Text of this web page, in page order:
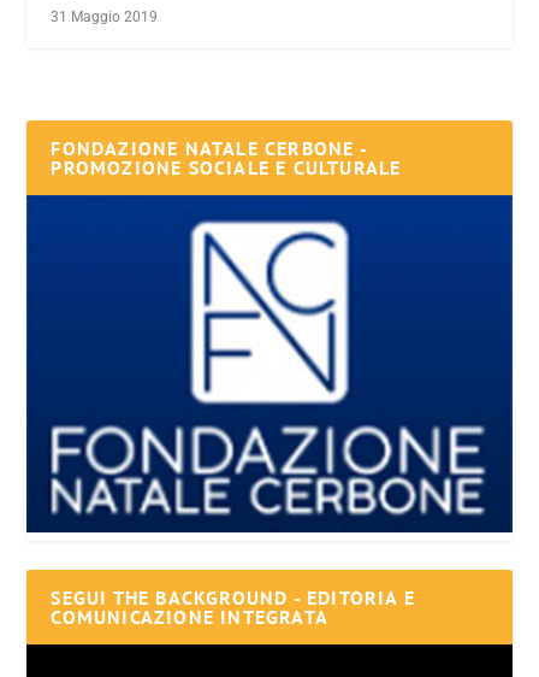
31 Maggio 2019
FONDAZIONE NATALE CERBONE -
PROMOZIONE SOCIALE E CULTURALE
SEGUI THE BACKGROUND - EDITORIA E
COMUNICAZIONE INTEGRATA